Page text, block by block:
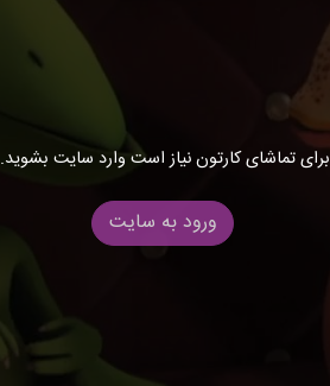
برای تماشای کارتون نیاز است وارد سایت بشوید.
ورود به سایت